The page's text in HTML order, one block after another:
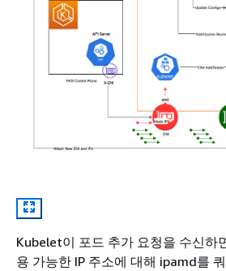
Kubelet이 포드 추가 요청을 수신하
용 가능한 IP 주소에 대해 ipamd를